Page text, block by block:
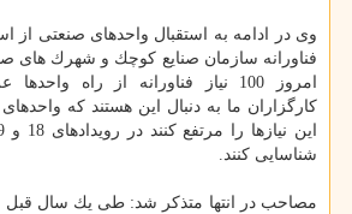
وی در ادامه به استقبال واحدهای صنعتی از
فناورانه سازمان صنایع كوچك و شهرك های
امروز 100 نیاز فناورانه از راه
شناسایی كنند.